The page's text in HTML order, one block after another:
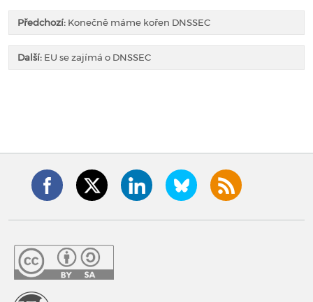
Předchozí: Konečně máme kořen DNSSEC
Další: EU se zajímá o DNSSEC